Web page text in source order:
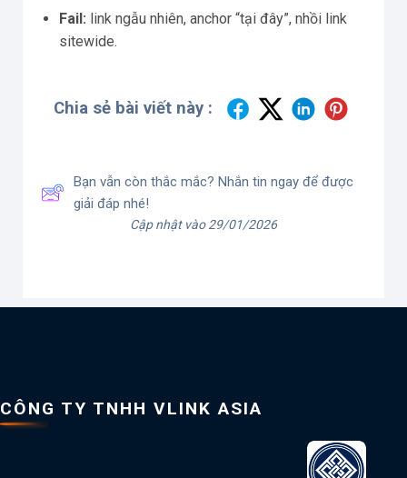
Fail: link ngẫu nhiên, anchor “tại đây”, nhồi link
sitewide.
Chia sẻ bài viết này :
Bạn vẫn còn thắc mắc? Nhắn tin ngay để được
giải đáp nhé!
Cập nhật vào 29/01/2026
CÔNG TY TNHH VLINK ASIA